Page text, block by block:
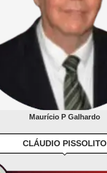
Maurício P Galhardo
CLÁUDIO PISSOLITO